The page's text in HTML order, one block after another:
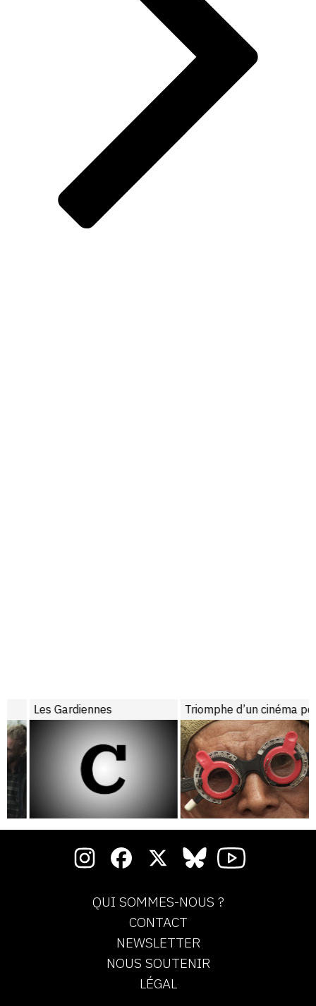
Les Gardiennes Triomphe d’un cinéma pour myopes
QUI SOMMES-NOUS ?
CONTACT
NEWSLETTER
NOUS SOUTENIR
LÉGAL